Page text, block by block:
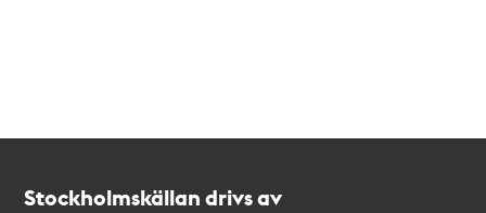
Stockholmskällan drivs av